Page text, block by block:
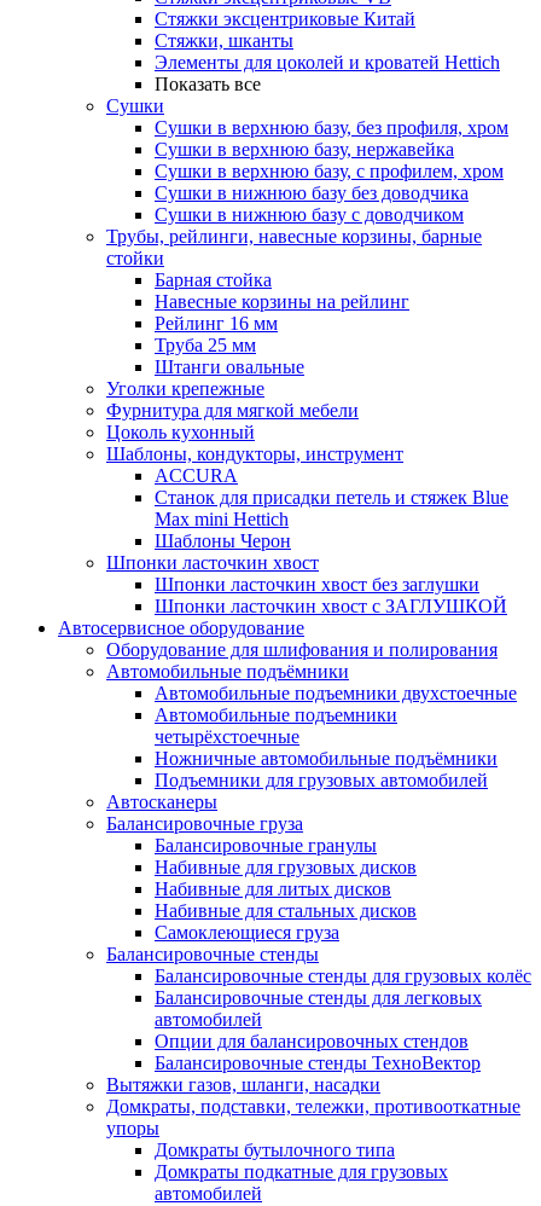
Стяжки эксцентриковые Китай
Стяжки, шканты
Элементы для цоколей и кроватей Hettich
Показать все
Сушки
Сушки в верхнюю базу, без профиля, хром
Сушки в верхнюю базу, нержавейка
Сушки в верхнюю базу, с профилем, хром
Сушки в нижнюю базу без доводчика
Сушки в нижнюю базу с доводчиком
Трубы, рейлинги, навесные корзины, барные
стойки
Барная стойка
Навесные корзины на рейлинг
Рейлинг 16 мм
Труба 25 мм
Штанги овальные
Уголки крепежные
Фурнитура для мягкой мебели
Цоколь кухонный
Шаблоны, кондукторы, инструмент
ACCURA
Станок для присадки петель и стяжек Blue
Max mini Hettich
Шаблоны Черон
Шпонки ласточкин хвост
Шпонки ласточкин хвост без заглушки
Шпонки ласточкин хвост с ЗАГЛУШКОЙ
Автосервисное оборудование
Оборудование для шлифования и полирования
Автомобильные подъёмники
Автомобильные подъемники двухстоечные
Автомобильные подъемники
четырёхстоечные
Ножничные автомобильные подъёмники
Подъемники для грузовых автомобилей
Автосканеры
Балансировочные груза
Балансировочные гранулы
Набивные для грузовых дисков
Набивные для литых дисков
Набивные для стальных дисков
Самоклеющиеся груза
Балансировочные стенды
Балансировочные стенды для грузовых колёс
Балансировочные стенды для легковых
автомобилей
Опции для балансировочных стендов
Балансировочные стенды ТехноВектор
Вытяжки газов, шланги, насадки
Домкраты, подставки, тележки, противооткатные
упоры
Домкраты бутылочного типа
Домкраты подкатные для грузовых
автомобилей